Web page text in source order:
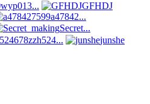
wyp013...
GFHDJ
a47842...
Secret...
zzh524...
junshe